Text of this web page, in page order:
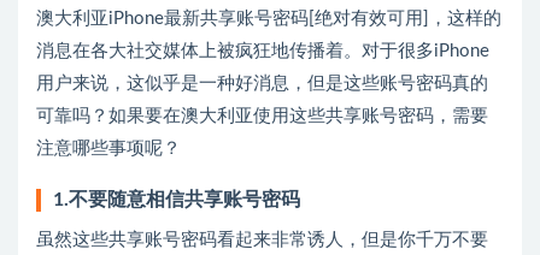
澳大利亚iPhone最新共享账号密码[绝对有效可用]，这样的
消息在各大社交媒体上被疯狂地传播着。对于很多iPhone
用户来说，这似乎是一种好消息，但是这些账号密码真的
可靠吗？如果要在澳大利亚使用这些共享账号密码，需要
注意哪些事项呢？
1.不要随意相信共享账号密码
虽然这些共享账号密码看起来非常诱人，但是你千万不要